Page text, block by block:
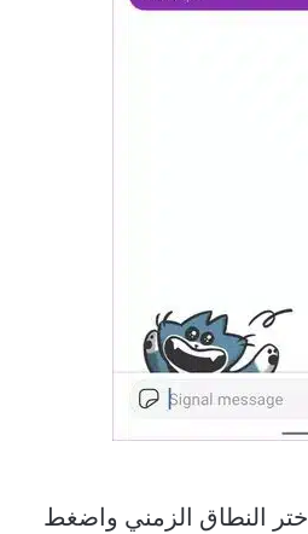
اختر النطاق الزمني واضغط